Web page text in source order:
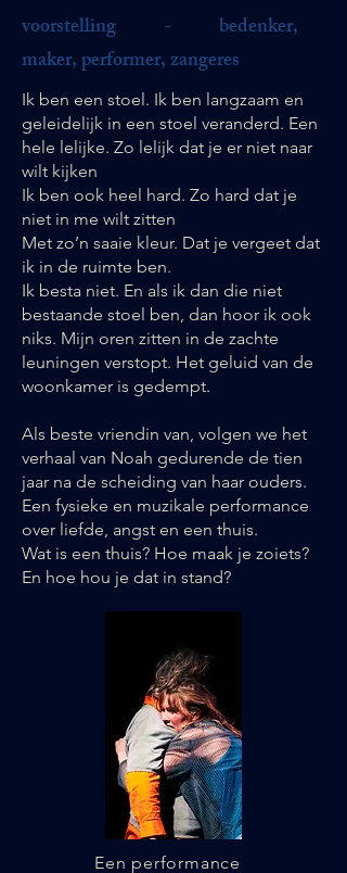
voorstelling - bedenker,
maker, performer, zangeres
Ik ben een stoel. Ik ben langzaam en
geleidelijk in een stoel veranderd. Een
hele lelijke. Zo lelijk dat je er niet naar
wilt kijken
Ik ben ook heel hard. Zo hard dat je
niet in me wilt zitten
Met zo’n saaie kleur. Dat je vergeet dat
ik in de ruimte ben.
Ik besta niet. En als ik dan die niet
bestaande stoel ben, dan hoor ik ook
niks. Mijn oren zitten in de zachte
leuningen verstopt. Het geluid van de
woonkamer is gedempt.
Als beste vriendin van, volgen we het
verhaal van Noah gedurende de tien
jaar na de scheiding van haar ouders.
Een fysieke en muzikale performance
over liefde, angst en een thuis.
Wat is een thuis? Hoe maak je zoiets?
En hoe hou je dat in stand?
Een performance